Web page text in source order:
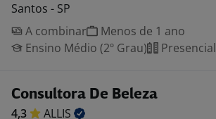
Santos - SP
A combinar
Menos de 1 ano
Ensino Médio (2º Grau)
Presencial
Consultora De Beleza
4,3
ALLIS